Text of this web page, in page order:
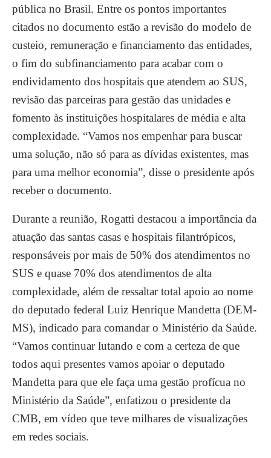
pública no Brasil. Entre os pontos importantes
citados no documento estão a revisão do modelo de
custeio, remuneração e financiamento das entidades,
o fim do subfinanciamento para acabar com o
endividamento dos hospitais que atendem ao SUS,
revisão das parceiras para gestão das unidades e
fomento às instituições hospitalares de média e alta
complexidade. “Vamos nos empenhar para buscar
uma solução, não só para as dívidas existentes, mas
para uma melhor economia”, disse o presidente após
receber o documento.
Durante a reunião, Rogatti destacou a importância da
atuação das santas casas e hospitais filantrópicos,
responsáveis por mais de 50% dos atendimentos no
SUS e quase 70% dos atendimentos de alta
complexidade, além de ressaltar total apoio ao nome
do deputado federal Luiz Henrique Mandetta (DEM-
MS), indicado para comandar o Ministério da Saúde.
“Vamos continuar lutando e com a certeza de que
todos aqui presentes vamos apoiar o deputado
Mandetta para que ele faça uma gestão profícua no
Ministério da Saúde”, enfatizou o presidente da
CMB, em vídeo que teve milhares de visualizações
em redes sociais.